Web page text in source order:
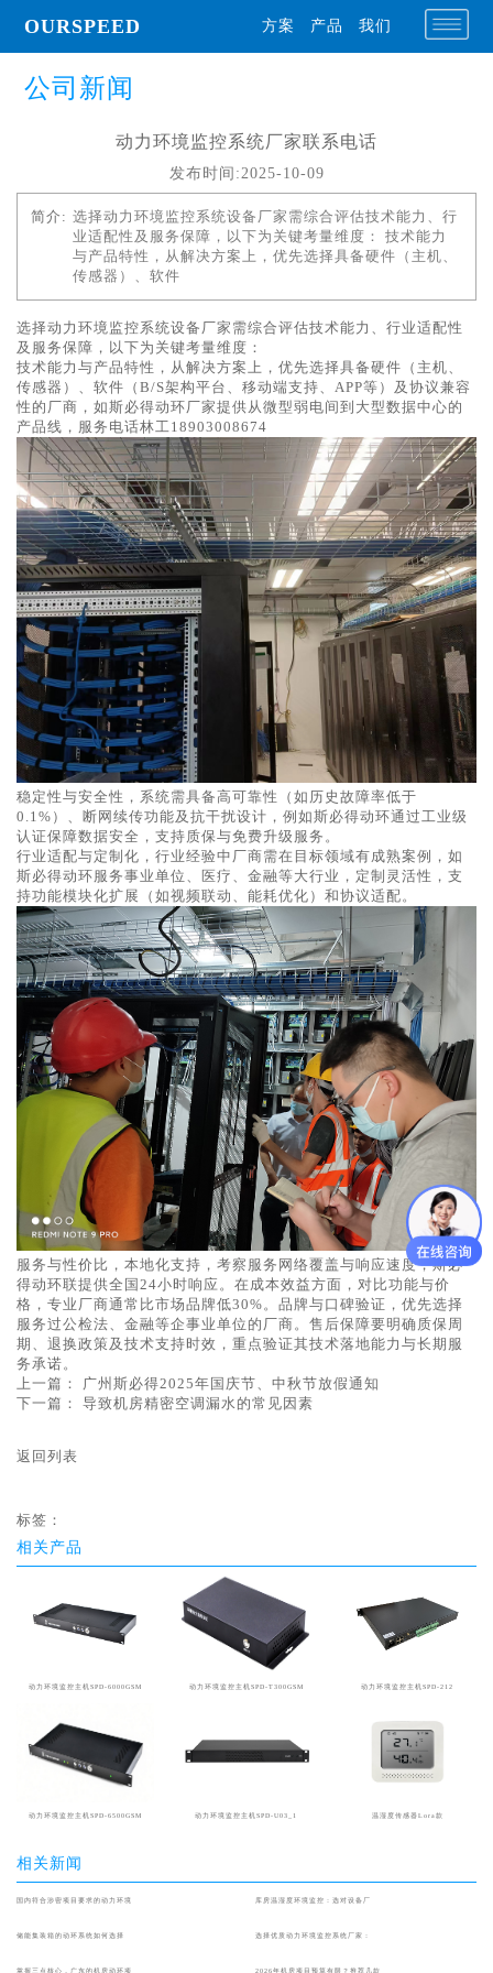
OURSPEED 方案 产品 我们
公司新闻
动力环境监控系统厂家联系电话
发布时间:2025-10-09
简介: 选择动力环境监控系统设备厂家需综合评估技术能力、行
业适配性及服务保障，以下为关键考量维度： 技术能力
与产品特性，从解决方案上，优先选择具备硬件（主机、
传感器）、软件
选择动力环境监控系统设备厂家需综合评估技术能力、行业适配性
及服务保障，以下为关键考量维度：
技术能力与产品特性，从解决方案上，优先选择具备硬件（主机、
传感器）、软件（B/S架构平台、移动端支持、APP等）及协议兼容
性的厂商，如斯必得动环厂家提供从微型弱电间到大型数据中心的
产品线，服务电话林工18903008674‌
‌稳定性与安全性，系统需具备高可靠性（如历史故障率低于
0.1%）、断网续传功能及抗干扰设计，例如斯必得动环通过工业级
认证保障数据安全，支持质保与免费升级服务。
行业适配与定制化，‌行业经验中厂商需在目标领域有成熟案例，如
斯必得动环服务事业单位、医疗、金融等大行业‌，‌定制灵活性，支
持功能模块化扩展（如视频联动、能耗优化）和协议适配。
服务与性价比，‌本地化支持，考察服务网络覆盖与响应速度，斯必
得动环联提供全国24小时响应。在‌成本效益方面，对比功能与价
格，专业厂商通常比市场品牌低30%。品牌与口碑验证，优先选择
服务过公检法、金融等企事业单位的厂商。‌售后保障‌要明确质保周
期、退换政策及技术支持时效，重点验证其技术落地能力与长期服
务承诺。
上一篇： 广州斯必得2025年国庆节、中秋节放假通知
下一篇： 导致机房精密空调漏水的常见因素
返回列表
标签：
相关产品
动力环境监控主机SPD-6000GSM 动力环境监控主机SPD-T300GSM 动力环境监控主机SPD-212
动力环境监控主机SPD-6500GSM 动力环境监控主机SPD-U03_1 温湿度传感器Lora款
相关新闻
国内符合涉密项目要求的动力环境 库房温湿度环境监控：选对设备厂
储能集装箱的动环系统如何选择 选择优质动力环境监控系统厂家：
掌握三点核心，广东的机房动环项 2026年机房项目预算有限？推荐几款